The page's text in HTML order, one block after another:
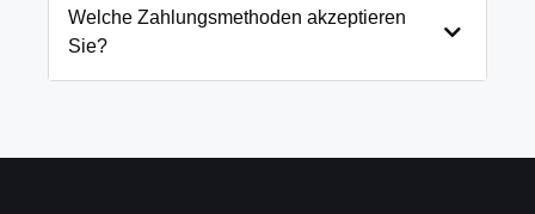
und öffnen Ihre Tür in 99% der Fälle
zerstörungsfrei. Nur in absoluten Ausnahmefällen,
Welche Zahlungsmethoden akzeptieren
Sie?